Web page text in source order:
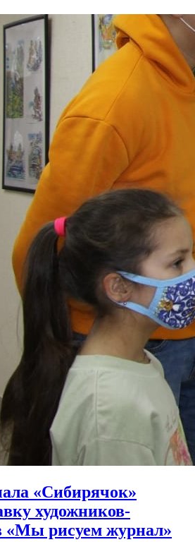
«Сибирячок»
художников-
«Мы рисуем журнал»